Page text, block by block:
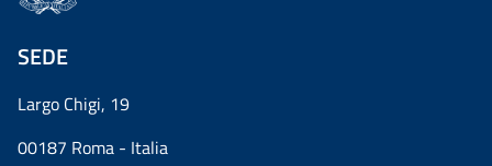
SEDE
Largo Chigi, 19
00187 Roma - Italia